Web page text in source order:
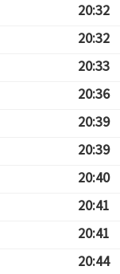
20:32
20:32
20:33
20:36
20:39
20:39
20:40
20:41
20:41
20:44